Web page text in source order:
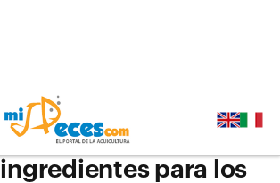
principal
ingredientes para los